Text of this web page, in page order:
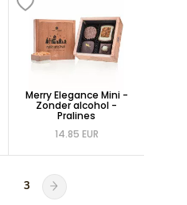
Merry Elegance Mini -
Zonder alcohol -
Pralines
14.85 EUR
3